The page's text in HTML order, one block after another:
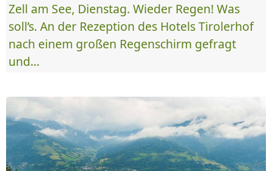
Zell am See, Dienstag. Wieder Regen! Was
soll’s. An der Rezeption des Hotels Tirolerhof
nach einem großen Regenschirm gefragt
und...